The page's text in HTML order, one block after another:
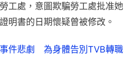
工處，意圖欺騙勞工處批准她
明書的日期懷疑曾被修改。
件悲劇 為身體告別TVB轉職